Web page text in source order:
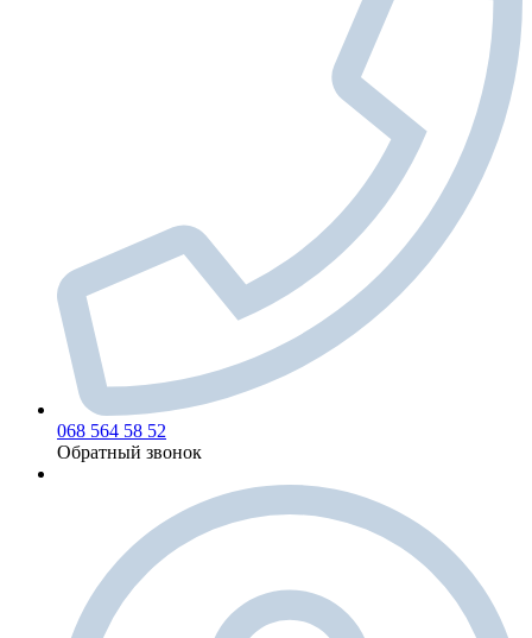
068 564 58 52
Обратный звонок